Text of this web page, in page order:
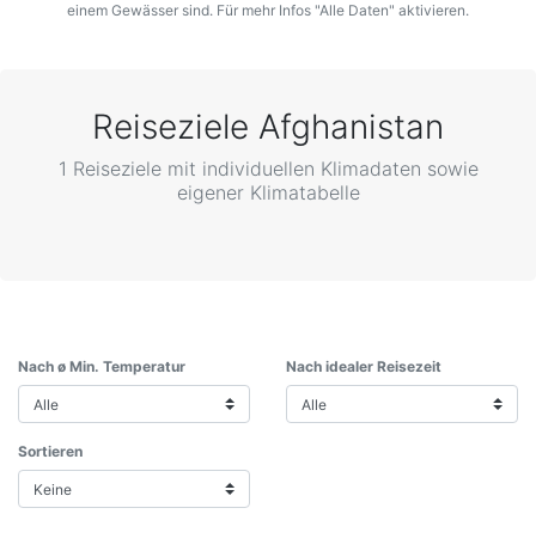
einem Gewässer sind. Für mehr Infos "Alle Daten" aktivieren.
Reiseziele Afghanistan
1 Reiseziele mit individuellen Klimadaten sowie
eigener Klimatabelle
Nach ø Min. Temperatur Nach idealer Reisezeit
Sortieren